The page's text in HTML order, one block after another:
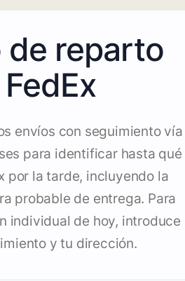
de reparto
envíos con seguimiento vía
para identificar hasta qué
por la tarde, incluyendo la
probable de entrega. Para
individual de hoy, introduce
y tu dirección.